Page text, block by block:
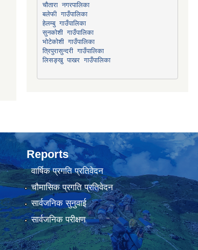
चौतारा नगरपालिका
बलेफी गाउँपालिका
हेलम्बु गाउँपालिका
सुनकोशी गाउँपालिका
भोटेकोशी गाउँपालिका
त्रिपुरासुन्दरी गाउँपालिका
लिसङ्खु पाखर गाउँपालिका
Reports
वार्षिक प्रगति प्रतिवेदन
चौमासिक प्रगति प्रतिवेदन
सार्वजनिक सुनुवाई
सार्वजनिक परीक्षण